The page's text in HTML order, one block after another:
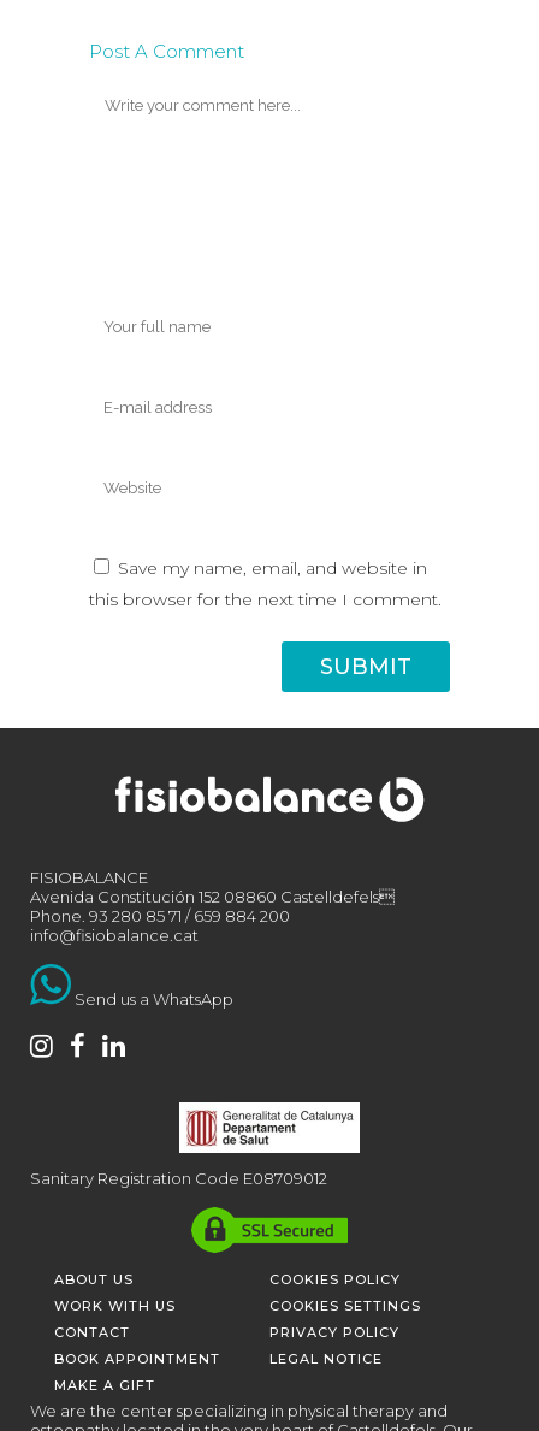
Post A Comment
Save my name, email, and website in
this browser for the next time I comment.
FISIOBALANCE
Avenida Constitución 152 08860 Castelldefels
Phone. 93 280 85 71 /659 884 200
info@fisiobalance.cat
Send us a WhatsApp
Sanitary Registration Code E08709012
ABOUT US
WORK WITH US
CONTACT
BOOK APPOINTMENT
MAKE A GIFT
COOKIES POLICY
COOKIES SETTINGS
PRIVACY POLICY
LEGAL NOTICE
We are the center specializing in physical therapy and